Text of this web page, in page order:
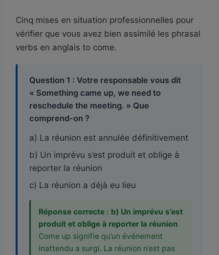
Cinq mises en situation professionnelles pour
vérifier que vous avez bien assimilé les phrasal
verbs en anglais to come.
Question 1 : Votre responsable vous dit
« Something came up, we need to
reschedule the meeting. » Que
comprend-on ?
a) La réunion est annulée définitivement
b) Un imprévu s’est produit et oblige à
reporter la réunion
c) La réunion a déjà eu lieu
Réponse correcte : b) Un imprévu s’est
produit et oblige à reporter la réunion
Come up signifie qu’un événement
inattendu a surgi. La réunion n’est pas